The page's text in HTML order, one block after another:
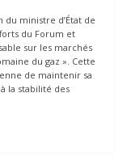
du ministre d’État de
du Forum et
sur les marchés
du gaz ». Cette
de maintenir sa
la stabilité des